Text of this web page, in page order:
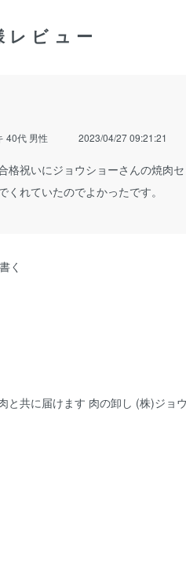
レビュー
40代 男性 2023/04/27 09:21:21
格祝いにジョウショーさんの焼肉セ
くれていたのでよかったです。
く